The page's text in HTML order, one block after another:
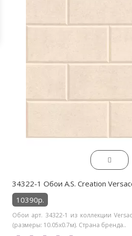
34322-1 Обои A.S. Creation
10390р.
Обои арт. 34322-1 из коллекции
(размеры: 10.05х0.7м). Страна бренда..